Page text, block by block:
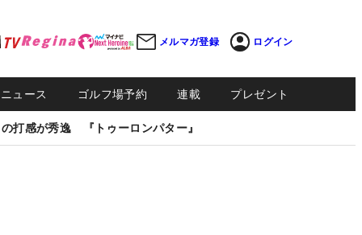
メルマガ登録 ログイン
ュース ゴルフ場予約 連載 プレゼント
打感が秀逸 『トゥーロンパター』